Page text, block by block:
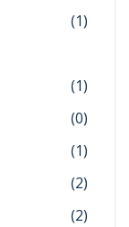
(1)
(1)
(0)
(1)
(2)
(2)